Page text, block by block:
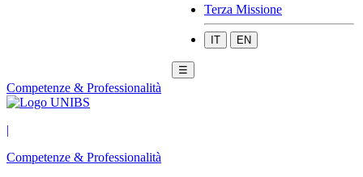
Terza Missione
IT EN
☰
Competenze & Professionalità
|
Competenze & Professionalità